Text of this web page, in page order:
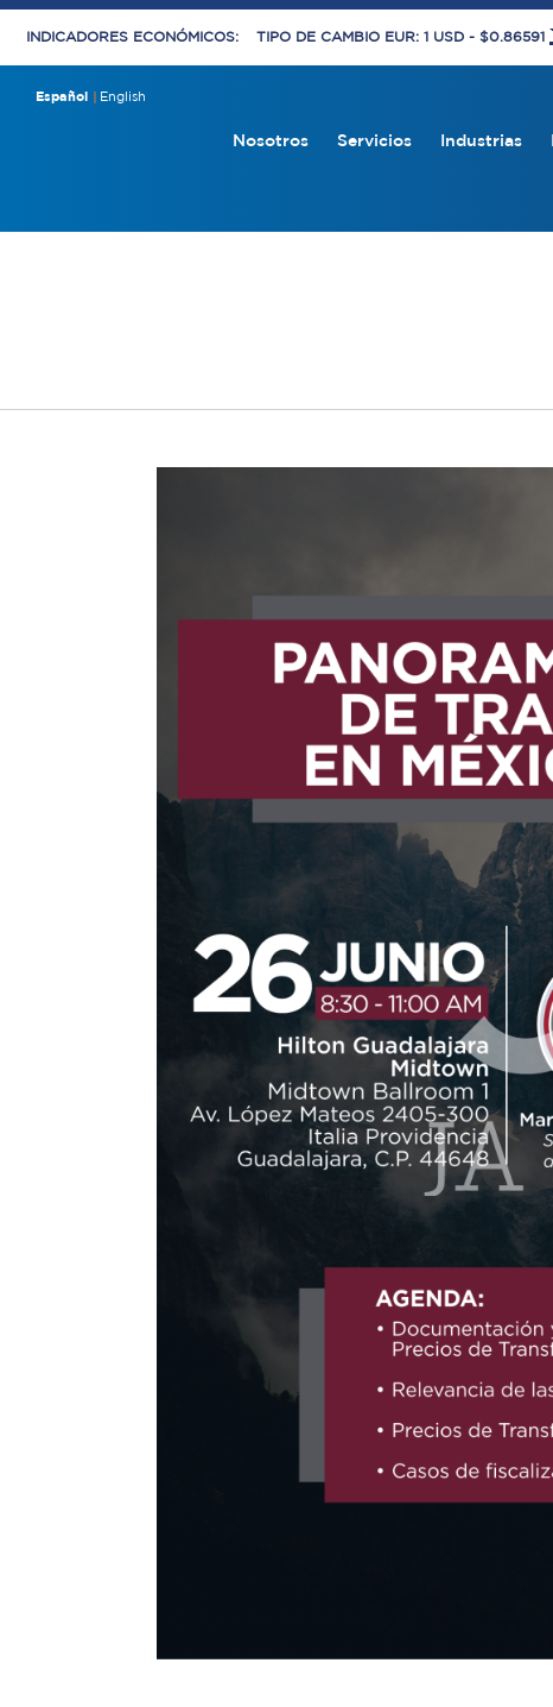
INDICADORES ECONÓMICOS: TIPO DE CAMBIO EUR: 1 USD - $0.86591
Español English
Nosotros Servicios Industrias